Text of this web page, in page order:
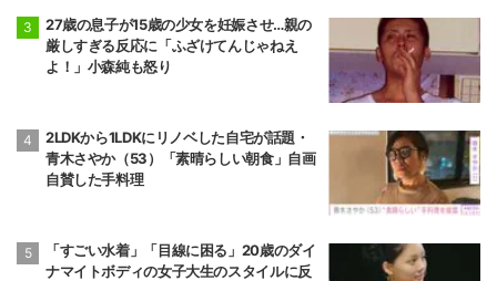
27歳の息子が15歳の少女を妊娠させ…親の
厳しすぎる反応に「ふざけてんじゃねえ
よ！」小森純も怒り
2LDKから1LDKにリノベした自宅が話題・
青木さやか（53）「素晴らしい朝食」自画
自賛した手料理
「すごい水着」「目線に困る」20歳のダイ
ナマイトボディの女子大生のスタイルに反